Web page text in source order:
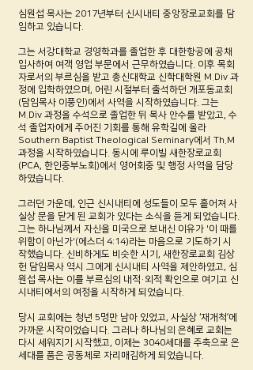
심원섭 목사는 2017년부터 신시내티 중앙장로교회를 담
임하고 있습니다.
그는 서강대학교 경영학과를 졸업한 후 대한항공에 공채
입사하여 여객 영업 부문에서 근무하였습니다. 이후 목회
자로서의 부르심을 받고 총신대학교 신학대학원 M.Div 과
정에 입학하였으며, 어린 시절부터 출석하던 개포동교회
(담임목사 이풍인)에서 사역을 시작하였습니다. 그는
M.Div 과정을 수석으로 졸업한 뒤 목사 안수를 받았고, 수
석 졸업자에게 주어진 기회를 통해 유학길에 올라
Southern Baptist Theological Seminary에서 Th.M
과정을 시작하였습니다. 동시에 루이빌 새한장로교회
(PCA, 한인중부노회)에서 영어회중 및 행정 사역을 담당
하였습니다.
그러던 가운데, 인근 신시내티에 성도들이 모두 흩어져 사
실상 문을 닫게 된 교회가 있다는 소식을 듣게 되었습니다.
그는 하나님께서 자신을 미국으로 보내신 이유가 '이 때를
위함이 아닌가'(에스더 4:14)라는 마음으로 기도하기 시
작했습니다. 신비하게도 비슷한 시기, 새한장로교회 김상
헌 담임목사 역시 그에게 신시내티 사역을 제안하였고, 심
원섭 목사는 이를 부르심의 내적·외적 확인으로 여기고 신
시내티에서의 여정을 시작하게 되었습니다.
당시 교회에는 청년 5명만 남아 있었고, 사실상 ‘재개척’에
가까운 시작이었습니다. 그러나 하나님의 은혜로 교회는
다시 세워지기 시작했고, 이제는 3040세대를 주축으로 온
세대를 품은 공동체로 자리매김하게 되었습니다.